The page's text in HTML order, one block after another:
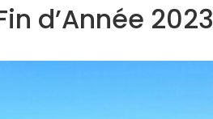
d’Année 2023